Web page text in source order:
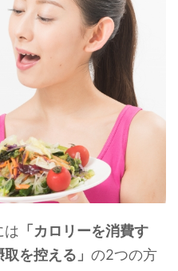
は 「カロリーを消費す
取を控える」 の2つの方